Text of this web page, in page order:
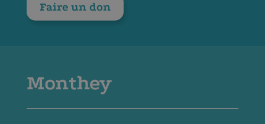
Faire un don
Monthey